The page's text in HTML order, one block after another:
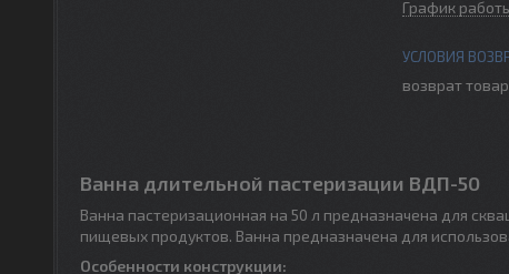
График
возврат
Ванна длительной пастеризации ВДП-50
Ванна пастеризационная на 50 л предназначена для
пищевых продуктов. Ванна предназначена для
Особенности конструкции: